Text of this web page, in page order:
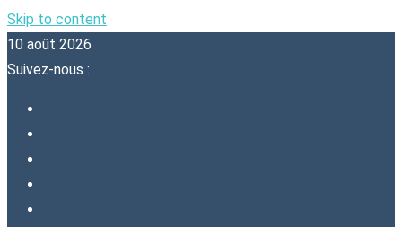
Skip to content
10 août 2026
Suivez-nous :